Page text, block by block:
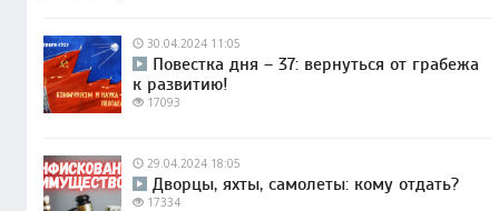
30.04.2024 11:05
Повестка дня – 37: вернуться от грабежа
к развитию!
17093
29.04.2024 18:05
Дворцы, яхты, самолеты: кому отдать?
17334